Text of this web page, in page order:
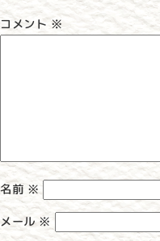
ゲ
ー
コメント ※
名前 ※
メール ※